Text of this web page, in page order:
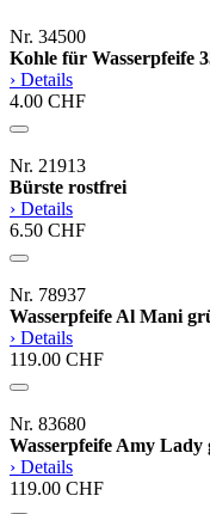
Nr. 34500
Kohle für Wasserpfeife
› Details
4.00 CHF
Nr. 21913
Bürste rostfrei
› Details
6.50 CHF
Nr. 78937
Wasserpfeife Al Mani
› Details
119.00 CHF
Nr. 83680
Wasserpfeife Amy Lady
› Details
119.00 CHF